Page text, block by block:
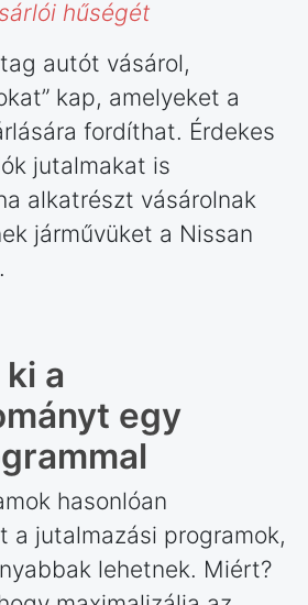
hűségét
autót vásárol,
kap, amelyeket a
fordíthat. Érdekes
jutalmakat is
alkatrészt vásárolnak
járművüket a Nissan
a
egy
hasonlóan
a jutalmazási programok,
lehetnek. Miért?